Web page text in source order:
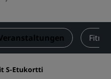
S-Etukortti